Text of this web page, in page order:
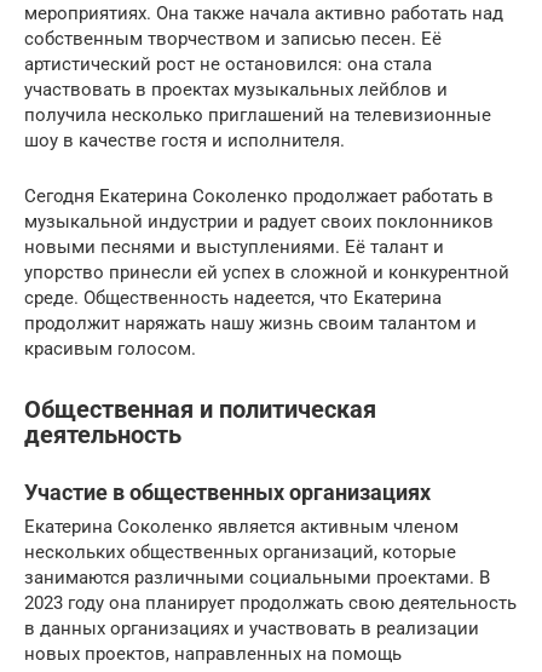
мероприятиях. Она также начала активно работать над
собственным творчеством и записью песен. Её
артистический рост не остановился: она стала
участвовать в проектах музыкальных лейблов и
получила несколько приглашений на телевизионные
шоу в качестве гостя и исполнителя.
Сегодня Екатерина Соколенко продолжает работать в
музыкальной индустрии и радует своих поклонников
новыми песнями и выступлениями. Её талант и
упорство принесли ей успех в сложной и конкурентной
среде. Общественность надеется, что Екатерина
продолжит наряжать нашу жизнь своим талантом и
красивым голосом.
Общественная и политическая
деятельность
Участие в общественных организациях
Екатерина Соколенко является активным членом
нескольких общественных организаций, которые
занимаются различными социальными проектами. В
2023 году она планирует продолжать свою деятельность
в данных организациях и участвовать в реализации
новых проектов, направленных на помощь